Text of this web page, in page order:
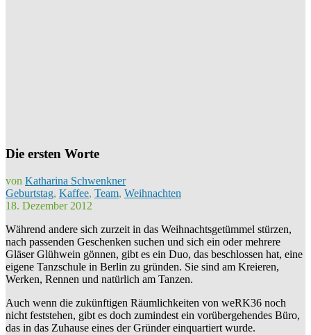
Die ersten Worte
von Katharina Schwenkner
Geburtstag, Kaffee, Team, Weihnachten
18. Dezember 2012
Während andere sich zurzeit in das Weihnachtsgetümmel stürzen,
nach passenden Geschenken suchen und sich ein oder mehrere
Gläser Glühwein gönnen, gibt es ein Duo, das beschlossen hat, eine
eigene Tanzschule in Berlin zu gründen. Sie sind am Kreieren,
Werken, Rennen und natürlich am Tanzen.
Auch wenn die zukünftigen Räumlichkeiten von weRK36 noch
nicht feststehen, gibt es doch zumindest ein vorübergehendes Büro,
das in das Zuhause eines der Gründer einquartiert wurde.